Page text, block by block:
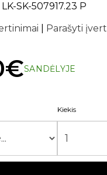
SK-507917.23 P
Parašyti
SANDĖLYJE
Kiekis